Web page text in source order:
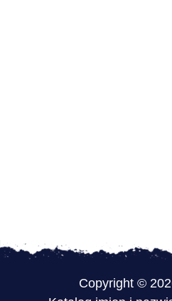
Copyright ©